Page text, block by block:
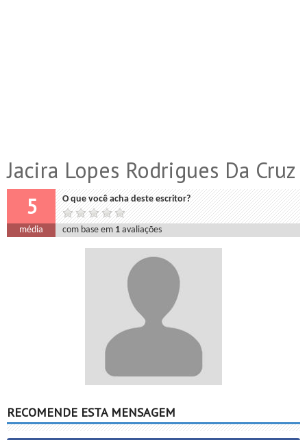
Jacira Lopes Rodrigues Da Cruz
5 O que você acha deste escritor?
média com base em 1 avaliações
RECOMENDE ESTA MENSAGEM